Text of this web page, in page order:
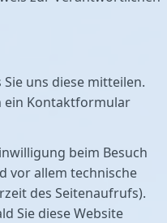
uns diese mitteilen.
ein Kontaktformular
beim Besuch
vor allem technische
des Seitenaufrufs).
Sie diese Website